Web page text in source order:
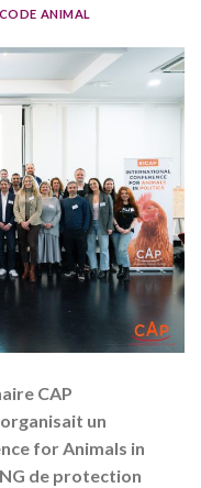
CODE ANIMAL
CAP
un
for Animals in
de protection